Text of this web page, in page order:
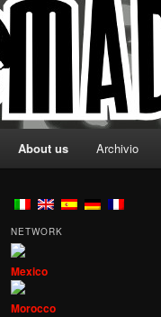
About us Archivio
NETWORK
Mexico
Morocco